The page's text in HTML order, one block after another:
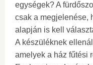
egységek? A
csak a megjelenése,
alapján is kell
A készüléknek
amelyek a ház fűtési